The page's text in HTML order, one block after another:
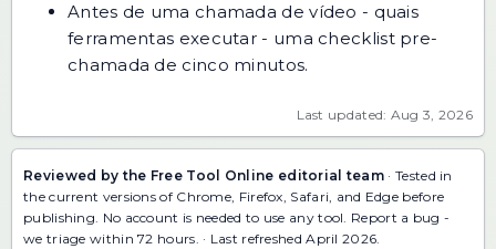
Antes de uma chamada de vídeo - quais
ferramentas executar - uma checklist pre-
chamada de cinco minutos.
Last updated: Aug 3, 2026
Reviewed by the Free Tool Online editorial team · Tested in
the current versions of Chrome, Firefox, Safari, and Edge before
publishing. No account is needed to use any tool. Report a bug -
we triage within 72 hours. · Last refreshed April 2026.